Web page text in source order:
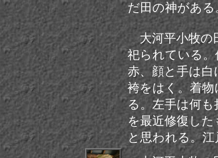
だ田の神がある
大河平小牧の
祀られている
赤、顔と手は
袴をはく。着
る。左手は何
を最近修復し
と思われる。